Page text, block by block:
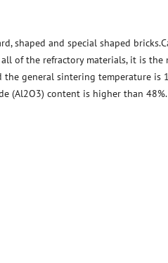
shaped and special shaped
all of the refractory materials, it is
general sintering temperature is
(Al2O3) content is higher than 48%.